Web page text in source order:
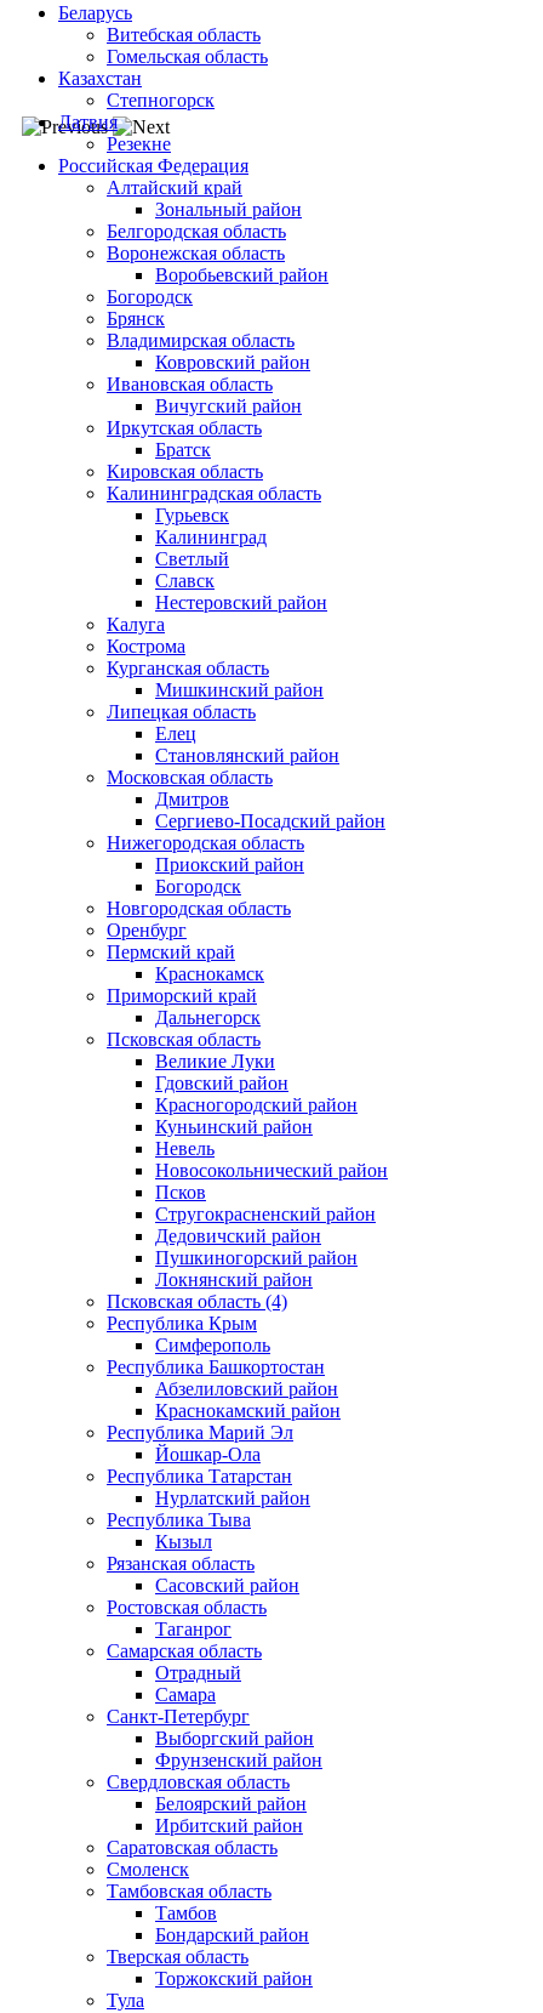
Беларусь
Витебская область
Гомельская область
Казахстан
Степногорск
Латвия
Резекне
Российская Федерация
Алтайский край
Зональный район
Белгородская область
Воронежская область
Воробьевский район
Богородск
Брянск
Владимирская область
Ковровский район
Ивановская область
Вичугский район
Иркутская область
Братск
Кировская область
Калининградская область
Гурьевск
Калининград
Светлый
Славск
Нестеровский район
Калуга
Кострома
Курганская область
Мишкинский район
Липецкая область
Елец
Становлянский район
Московская область
Дмитров
Сергиево-Посадский район
Нижегородская область
Приокский район
Богородск
Новгородская область
Оренбург
Пермский край
Краснокамск
Приморский край
Дальнегорск
Псковская область
Великие Луки
Гдовский район
Красногородский район
Куньинский район
Невель
Новосокольнический район
Псков
Стругокрасненский район
Дедовичский район
Пушкиногорский район
Локнянский район
Псковская область (4)
Республика Крым
Симферополь
Республика Башкортостан
Абзелиловский район
Краснокамский район
Республика Марий Эл
Йошкар-Ола
Республика Татарстан
Нурлатский район
Республика Тыва
Кызыл
Рязанская область
Сасовский район
Ростовская область
Таганрог
Самарская область
Отрадный
Самара
Санкт-Петербург
Выборгский район
Фрунзенский район
Свердловская область
Белоярский район
Ирбитский район
Саратовская область
Смоленск
Тамбовская область
Тамбов
Бондарский район
Тверская область
Торжокский район
Тула